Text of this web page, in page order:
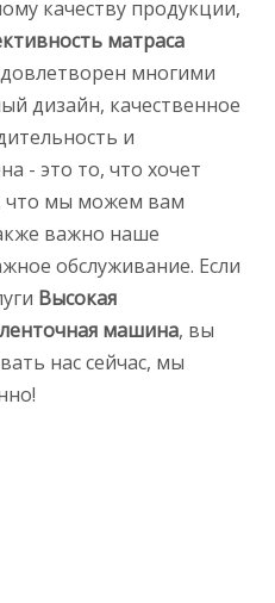
качеству продукции,
матраса
многими
дизайн, качественное
и
- это то, что хочет
что мы можем вам
важно наше
обслуживание. Если
Высокая
машина, вы
нас сейчас, мы